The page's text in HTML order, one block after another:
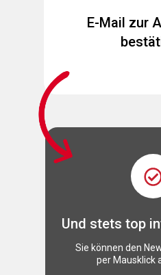
Und stets top
Sie können den
per Mausklick
E-Mail zur